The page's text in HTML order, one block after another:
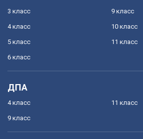
3 класс
4 класс
5 класс
6 класс
9 класс
10 класс
11 класс
ДПА
4 класс
9 класс
11 класс